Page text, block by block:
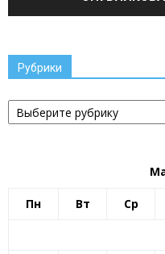
Рубрики
Рубрики
Пн Вт Ср